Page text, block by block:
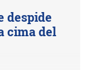
despide
cima del